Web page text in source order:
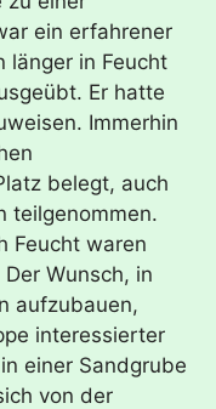
ein erfahrener
länger in Feucht
Er hatte
Immerhin
belegt, auch
teilgenommen.
Feucht waren
Wunsch, in
aufzubauen,
interessierter
einer Sandgrube
von der